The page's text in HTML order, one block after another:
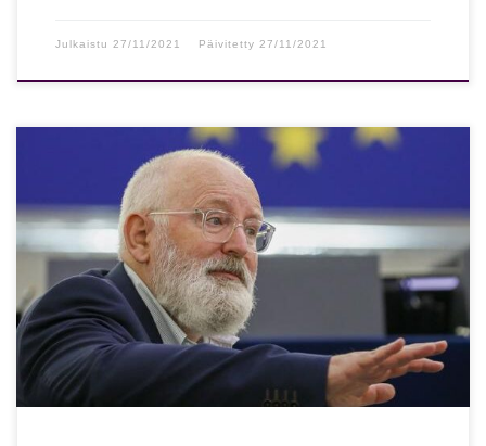
Julkaistu 27/11/2021 Päivitetty 27/11/2021
Nyt tuli ensimmäinen vakava varoitus levottomuuksista
EU:ssa: ”Sota vedestä ja ruuasta, jos emme toimi”
Maakaasun hinnassa on pelkästään alkuviikon aikana […]